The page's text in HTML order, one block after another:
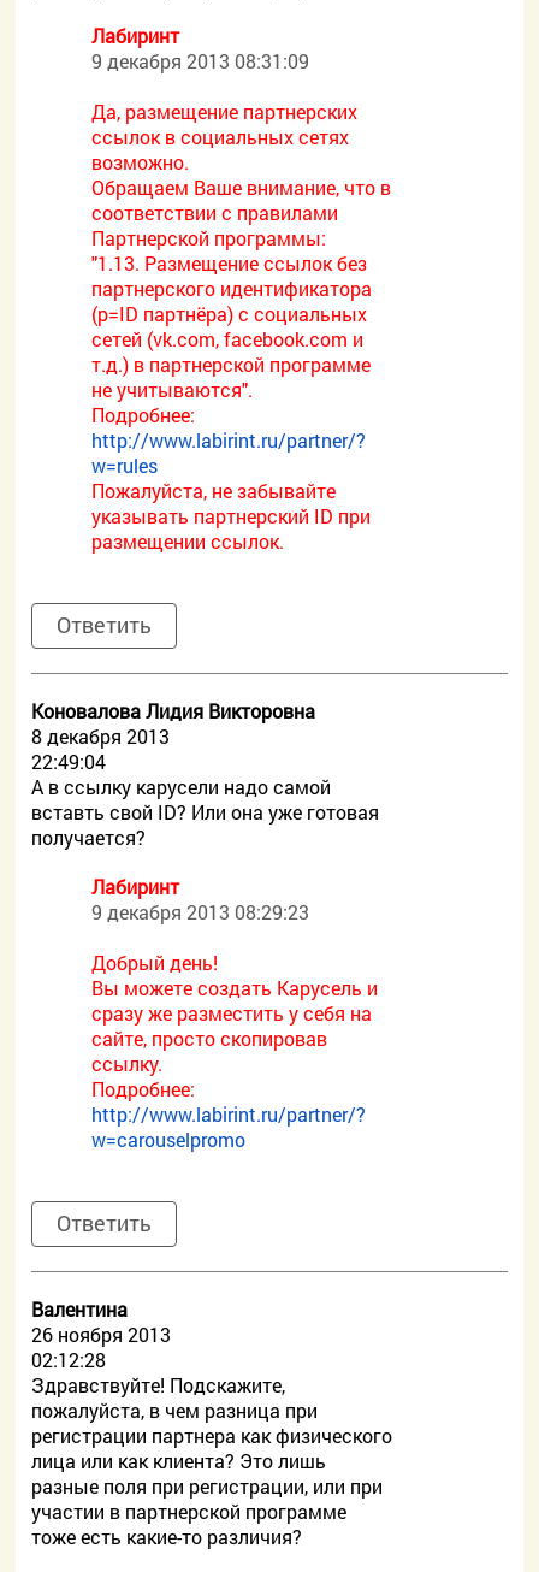
Лабиринт
9 декабря 2013 08:31:09
Да, размещение партнерских
ссылок в социальных сетях
возможно.
Обращаем Ваше внимание, что в
соответствии с правилами
Партнерской программы:
"1.13. Размещение ссылок без
партнерского идентификатора
(p=ID партнёра) с социальных
сетей (vk.com, facebook.com и
т.д.) в партнерской программе
не учитываются".
Подробнее:
http://www.labirint.ru/partner/?
w=rules
Пожалуйста, не забывайте
указывать партнерский ID при
размещении ссылок.
Ответить
Коновалова Лидия Викторовна
8 декабря 2013
22:49:04
А в ссылку карусели надо самой
вставть cвой ID? Или она уже готовая
получается?
Лабиринт
9 декабря 2013 08:29:23
Добрый день!
Вы можете создать Карусель и
сразу же разместить у себя на
сайте, просто скопировав
ссылку.
Подробнее:
http://www.labirint.ru/partner/?
w=carouselpromo
Ответить
Валентина
26 ноября 2013
02:12:28
Здравствуйте! Подскажите,
пожалуйста, в чем разница при
регистрации партнера как физического
лица или как клиента? Это лишь
разные поля при регистрации, или при
участии в партнерской программе
тоже есть какие-то различия?